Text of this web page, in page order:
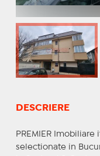
DESCRIERE
PREMIER
selectionate in